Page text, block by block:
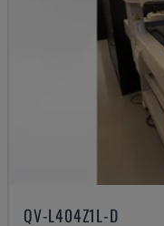
QV-L404Z1L-D